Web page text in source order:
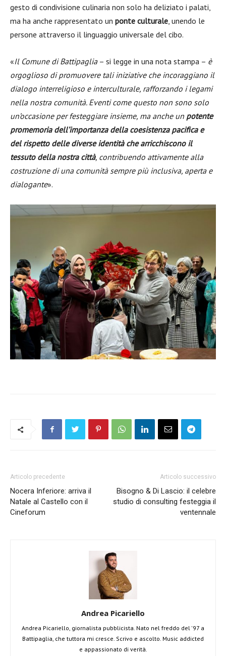
gesto di condivisione culinaria non solo ha deliziato i palati,
ma ha anche rappresentato un ponte culturale, unendo le
persone attraverso il linguaggio universale del cibo.
«Il Comune di Battipaglia– si legge in una nota stampa – è
orgoglioso di promuovere tali iniziative che incoraggiano il
dialogo interreligioso e interculturale, rafforzando i legami
nella nostra comunità. Eventi come questo non sono solo
un’occasione per festeggiare insieme, ma anche un potente
promemoria dell’importanza della coesistenza pacifica e
del rispetto delle diverse identità che arricchiscono il
tessuto della nostra città, contribuendo attivamente alla
costruzione di una comunità sempre più inclusiva, aperta e
dialogante».
Articolo precedente
Nocera Inferiore: arriva il
Natale al Castello con il
Cineforum
Articolo successivo
Bisogno & Di Lascio: il celebre
studio di consulting festeggia il
ventennale
Andrea Picariello
Andrea Picariello, giornalista pubblicista. Nato nel freddo del '97 a
Battipaglia, che tuttora mi cresce. Scrivo e ascolto. Music addicted
e appassionato di verità.